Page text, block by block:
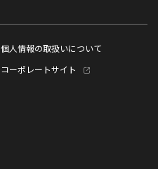
個人情報の取扱いについて
コーポレートサイト